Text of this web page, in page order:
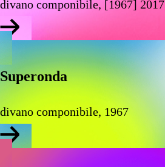
divano componibile, [1967] 2017
Superonda
divano componibile, 1967